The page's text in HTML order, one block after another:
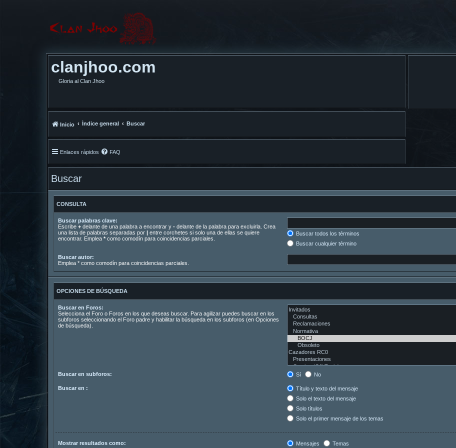
clanjhoo.com
Gloria al Clan Jhoo
Inicio Índice general Buscar
Enlaces rápidos FAQ
Buscar
CONSULTA
Buscar palabras clave:
Escribe + delante de una palabra a encontrar y - delante de la palabra para excluirla. Crea
una lista de palabras separadas por | entre corchetes si solo una de ellas se quiere
encontrar. Emplea * como comodín para coincidencias parciales.
Buscar todos los términos
Buscar cualquier término
Buscar autor:
Emplea * como comodín para coincidencias parciales.
OPCIONES DE BÚSQUEDA
Buscar en Foros:
Selecciona el Foro o Foros en los que deseas buscar. Para agilizar puedes buscar en los
subforos seleccionando el Foro padre y habilitar la búsqueda en los subforos (en Opciones
de búsqueda).
Buscar en subforos: Sí No
Buscar en :
Título y texto del mensaje
Solo el texto del mensaje
Solo títulos
Solo el primer mensaje de los temas
Mostrar resultados como: Mensajes Temas